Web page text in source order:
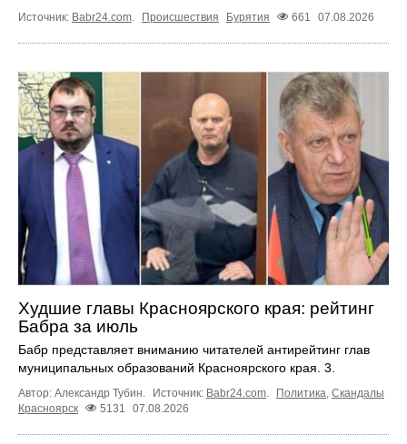
Источник: Babr24.com. Происшествия Бурятия 661 07.08.2026
Худшие главы Красноярского края: рейтинг
Бабра за июль
Бабр представляет вниманию читателей антирейтинг глав
муниципальных образований Красноярского края. 3.
Автор: Александр Тубин. Источник: Babr24.com. Политика, Скандалы
Красноярск
5131 07.08.2026